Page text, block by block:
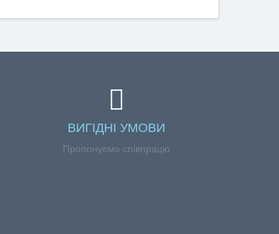
ВИГІДНІ УМОВИ
Пропонуємо співпрацю